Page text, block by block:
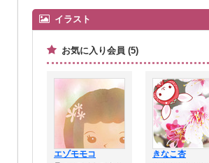
イラスト
お気に入り会員 (5)
エゾモモコ きなこ杏